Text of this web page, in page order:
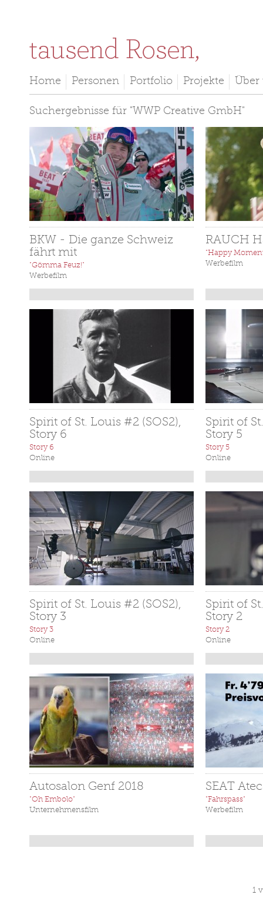
Home Personen Portfolio Projekte Über
Suchergebnisse für "WWP Creative GmbH"
BKW - Die ganze Schweiz
fährt mit
"Gömma Feuz!"
Werbefilm
RAUCH
"Happy
Werbefilm
Spirit of St. Louis #2 (SOS2),
Story 6
Story 6
Online
Spirit of
Story 5
Story 5
Online
Spirit of St. Louis #2 (SOS2),
Story 3
Story 3
Online
Spirit of
Story 2
Story 2
Online
Autosalon Genf 2018
"Oh Embolo"
Unternehmensfilm
SEAT
"Fahrspass"
Werbefilm
1